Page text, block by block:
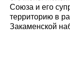
Союза и его
территорию в
Закаменской